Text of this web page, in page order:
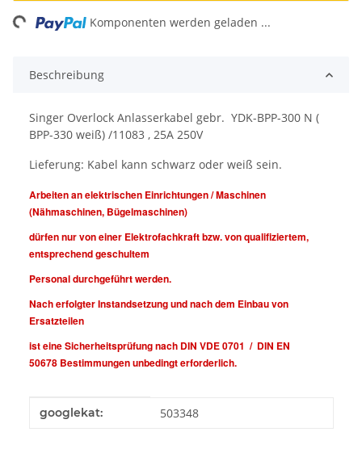
Komponenten werden geladen ...
Beschreibung
Singer Overlock Anlasserkabel gebr. YDK-BPP-300 N (
BPP-330 weiß) /11083 , 25A 250V
Lieferung: Kabel kann schwarz oder weiß sein.
Arbeiten an elektrischen Einrichtungen / Maschinen
(Nähmaschinen, Bügelmaschinen)
dürfen nur von einer Elektrofachkraft bzw. von qualifiziertem,
entsprechend geschultem
Personal durchgeführt werden.
Nach erfolgter Instandsetzung und nach dem Einbau von
Ersatzteilen
ist eine Sicherheitsprüfung nach DIN VDE 0701 / DIN EN
50678 Bestimmungen unbedingt erforderlich.
Produkteigenschaft
Wert
googlekat: 503348